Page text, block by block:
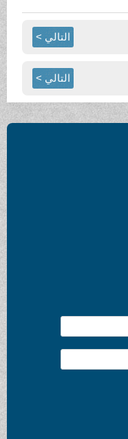
التالي >
التالي >